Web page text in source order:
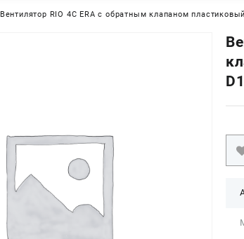
Вентилятор RIO 4C ERA с обратным клапаном